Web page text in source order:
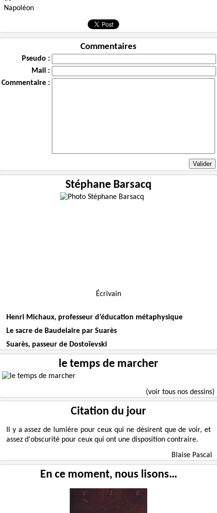
Commentaires
Pseudo :
Mail :
Commentaire :
Stéphane Barsacq
Écrivain
Henri Michaux, professeur d’éducation métaphysique
Le sacre de Baudelaire par Suarès
Suarès, passeur de Dostoïevski
le temps de marcher
(voir tous nos dessins)
Citation du jour
Il y a assez de lumière pour ceux qui ne désirent que de voir, et
assez d'obscurité pour ceux qui ont une disposition contraire.
Blaise Pascal
En ce moment, nous lisons…